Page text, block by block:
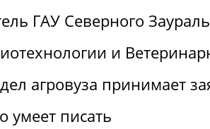
ГАУ Северного
и
агровуза принимает
умеет писать